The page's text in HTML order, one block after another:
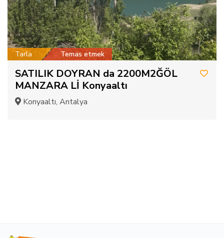
Tarla Temas etmek
SATILIK DOYRAN da 2200M2ĞÖL
MANZARA Lİ Konyaaltı
Konyaaltı, Antalya